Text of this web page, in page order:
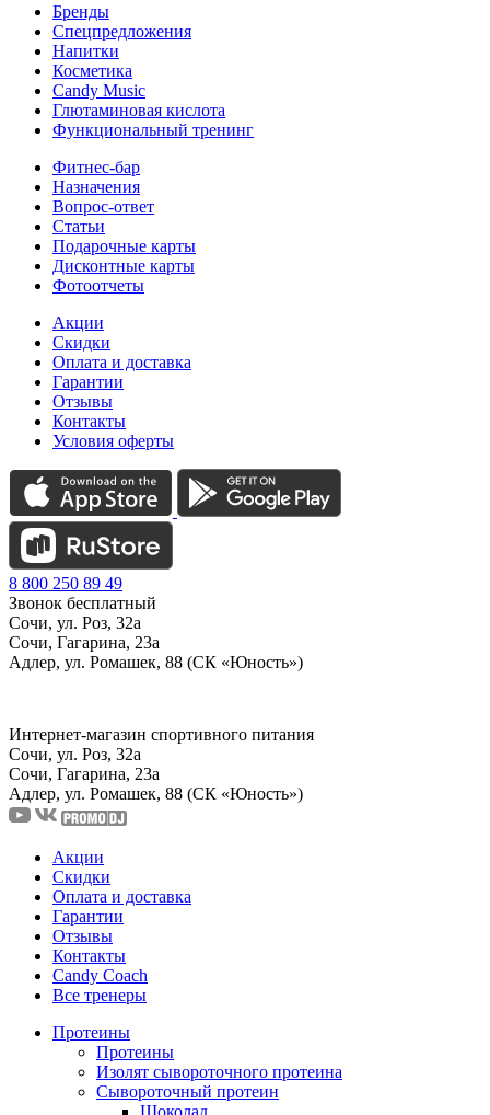
Бренды
Спецпредложения
Напитки
Косметика
Candy Music
Глютаминовая кислота
Функциональный тренинг
Фитнес-бар
Назначения
Вопрос-ответ
Статьи
Подарочные карты
Дисконтные карты
Фотоотчеты
Акции
Скидки
Оплата и доставка
Гарантии
Отзывы
Контакты
Условия оферты
8 800 250 89 49
Звонок бесплатный
Сочи, ул. Роз, 32а
Сочи, Гагарина, 23а
Адлер, ул. Ромашек, 88 (СК «Юность»)
Интернет-магазин спортивного питания
Сочи, ул. Роз, 32а
Сочи, Гагарина, 23а
Адлер, ул. Ромашек, 88 (СК «Юность»)
Акции
Скидки
Оплата и доставка
Гарантии
Отзывы
Контакты
Candy Coach
Все тренеры
Протеины
Протеины
Изолят сывороточного протеина
Сывороточный протеин
Шоколад